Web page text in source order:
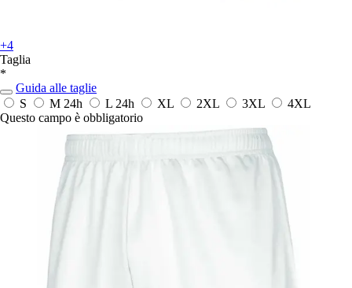
+4
Taglia
*
Guida alle taglie
S
M 24h L 24h XL 2XL 3XL
4XL
Questo campo è obbligatorio